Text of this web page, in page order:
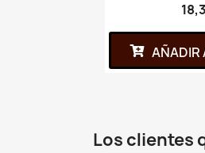
AÑADIR
Los clientes